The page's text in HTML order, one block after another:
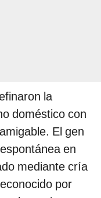
la
doméstico con
El gen
en
mediante cría
por